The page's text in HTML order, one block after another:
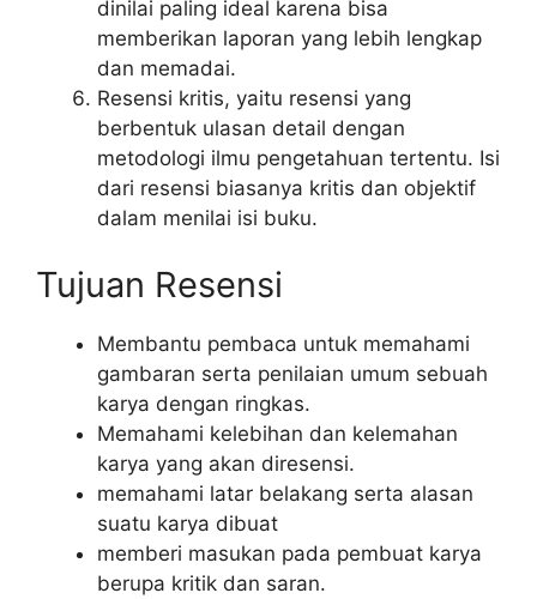
dinilai paling ideal karena bisa
memberikan laporan yang lebih lengkap
dan memadai.
Resensi kritis, yaitu resensi yang
berbentuk ulasan detail dengan
metodologi ilmu pengetahuan tertentu. Isi
dari resensi biasanya kritis dan objektif
dalam menilai isi buku.
Tujuan Resensi
Membantu pembaca untuk memahami
gambaran serta penilaian umum sebuah
karya dengan ringkas.
Memahami kelebihan dan kelemahan
karya yang akan diresensi.
memahami latar belakang serta alasan
suatu karya dibuat
memberi masukan pada pembuat karya
berupa kritik dan saran.